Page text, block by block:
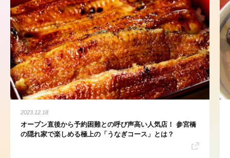
2023.12.18
オープン直後から予約困難との呼び声高い人気店！ 参宮橋
の隠れ家で楽しめる極上の「うなぎコース」とは？